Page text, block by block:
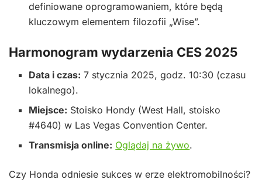
definiowane oprogramowaniem, które będą
kluczowym elementem filozofii „Wise”.
Harmonogram wydarzenia CES 2025
Data i czas: 7 stycznia 2025, godz. 10:30 (czasu
lokalnego).
Miejsce: Stoisko Hondy (West Hall, stoisko
#4640) w Las Vegas Convention Center.
Transmisja online: Oglądaj na żywo.
Czy Honda odniesie sukces w erze elektromobilności?